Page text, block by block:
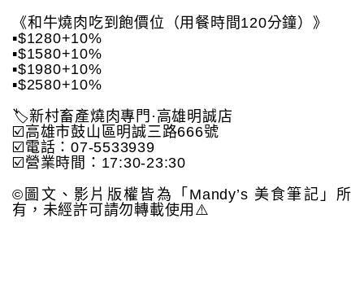
《和牛燒肉吃到飽價位（用餐時間120分鐘）》
▪️$1280+10%
▪️$1580+10%
▪️$1980+10%
▪️$2580+10%
🏷️新村畜產燒肉專門·高雄明誠店
☑️高雄市鼓山區明誠三路666號
☑️電話：07-5533939
☑️營業時間：17:30-23:30
©️圖文、影片版權皆為「Mandy’s 美食筆記」所
有，未經許可請勿轉載使用⚠️